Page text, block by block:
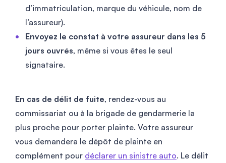
d’immatriculation, marque du véhicule, nom de
l’assureur).
Envoyez le constat à votre assureur dans les 5
jours ouvrés, même si vous êtes le seul
signataire.
En cas de délit de fuite, rendez-vous au
commissariat ou à la brigade de gendarmerie la
plus proche pour porter plainte. Votre assureur
vous demandera le dépôt de plainte en
complément pour déclarer un sinistre auto. Le délit